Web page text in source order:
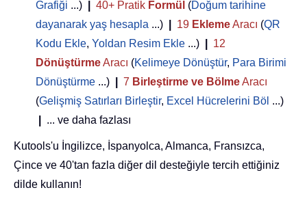
Grafiği ...) 40+ Pratik Formül (Doğum tarihine
dayanarak yaş hesapla ...) 19 EklemeAracı (QR
Kodu Ekle, Yoldan Resim Ekle ...)
12
DönüştürmeAracı (Kelimeye Dönüştür, Para Birimi
Dönüştürme ...) 7 Birleştirme ve BölmeAracı
(Gelişmiş Satırları Birleştir, Excel Hücrelerini Böl ...)
... ve daha fazlası
Kutools'u İngilizce, İspanyolca, Almanca, Fransızca,
Çince ve 40'tan fazla diğer dil desteğiyle tercih ettiğiniz
dilde kullanın!